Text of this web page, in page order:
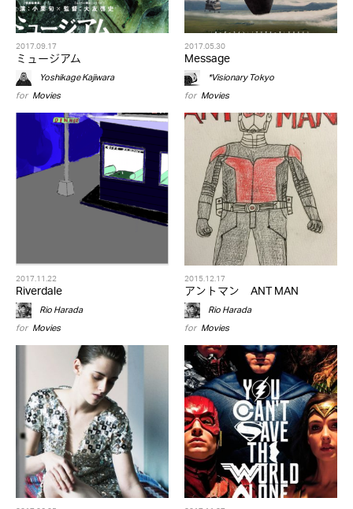
2017.09.17
ミュージアム
Yoshikage Kajiwara
for Movies
2017.05.30
Message
*Visionary Tokyo
for Movies
2017.11.22
Riverdale
Rio Harada
for Movies
2015.12.17
アントマン ANT MAN
Rio Harada
for Movies